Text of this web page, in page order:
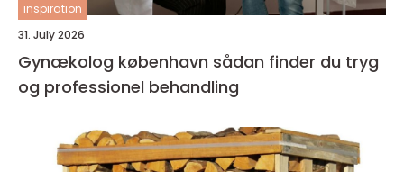
inspiration
31. July 2026
Gynækolog københavn sådan finder du tryg
og professionel behandling